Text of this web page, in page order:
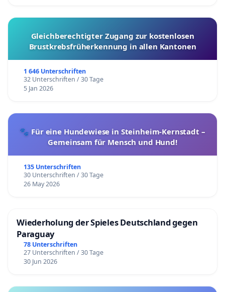
Gleichberechtigter Zugang zur kostenlosen
Brustkrebsfrüherkennung in allen Kantonen
1 646 Unterschriften
32 Unterschriften / 30 Tage
5 Jan 2026
🐾 Für eine Hundewiese in Steinheim-Kernstadt –
Gemeinsam für Mensch und Hund!
135 Unterschriften
30 Unterschriften / 30 Tage
26 May 2026
Wiederholung der Spieles Deutschland gegen
Paraguay
78 Unterschriften
27 Unterschriften / 30 Tage
30 Jun 2026